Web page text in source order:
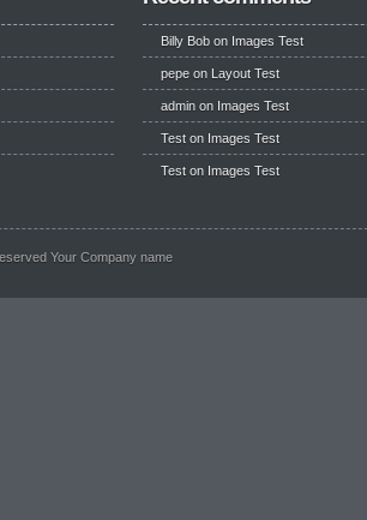
Billy Bob on Images Test
pepe on Layout Test
admin on Images Test
Test on Images Test
Test on Images Test
Your Company name